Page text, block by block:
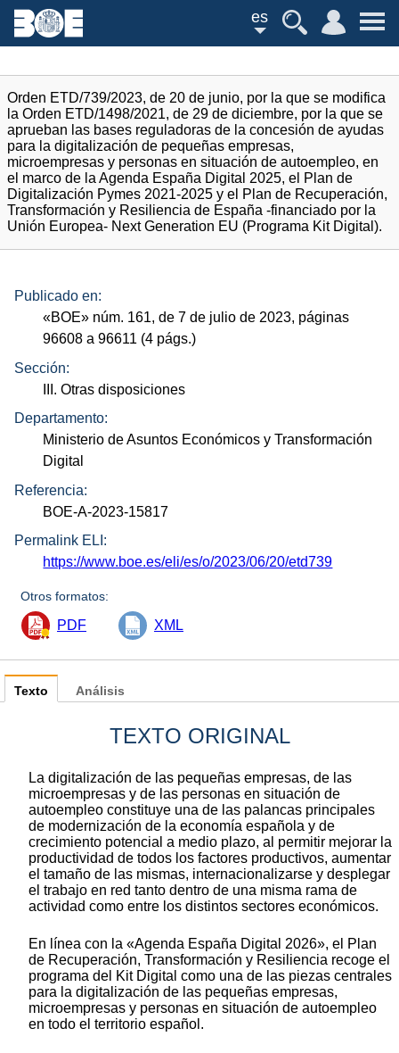
es
Orden ETD/739/2023, de 20 de junio, por la que se modifica
la Orden ETD/1498/2021, de 29 de diciembre, por la que se
aprueban las bases reguladoras de la concesión de ayudas
para la digitalización de pequeñas empresas,
microempresas y personas en situación de autoempleo, en
el marco de la Agenda España Digital 2025, el Plan de
Digitalización Pymes 2021-2025 y el Plan de Recuperación,
Transformación y Resiliencia de España -financiado por la
Unión Europea- Next Generation EU (Programa Kit Digital).
Publicado en:
«BOE» núm. 161, de 7 de julio de 2023, páginas
96608 a 96611 (4 págs.)
Sección:
III. Otras disposiciones
Departamento:
Ministerio de Asuntos Económicos y Transformación
Digital
Referencia:
BOE-A-2023-15817
Permalink ELI:
https://www.boe.es/eli/es/o/2023/06/20/etd739
Otros formatos:
PDF XML
Texto
TEXTO ORIGINAL
La digitalización de las pequeñas empresas, de las
microempresas y de las personas en situación de
autoempleo constituye una de las palancas principales
de modernización de la economía española y de
crecimiento potencial a medio plazo, al permitir mejorar la
productividad de todos los factores productivos, aumentar
el tamaño de las mismas, internacionalizarse y desplegar
el trabajo en red tanto dentro de una misma rama de
actividad como entre los distintos sectores económicos.
En línea con la «Agenda España Digital 2026», el Plan
de Recuperación, Transformación y Resiliencia recoge el
programa del Kit Digital como una de las piezas centrales
para la digitalización de las pequeñas empresas,
microempresas y personas en situación de autoempleo
en todo el territorio español.
Análisis